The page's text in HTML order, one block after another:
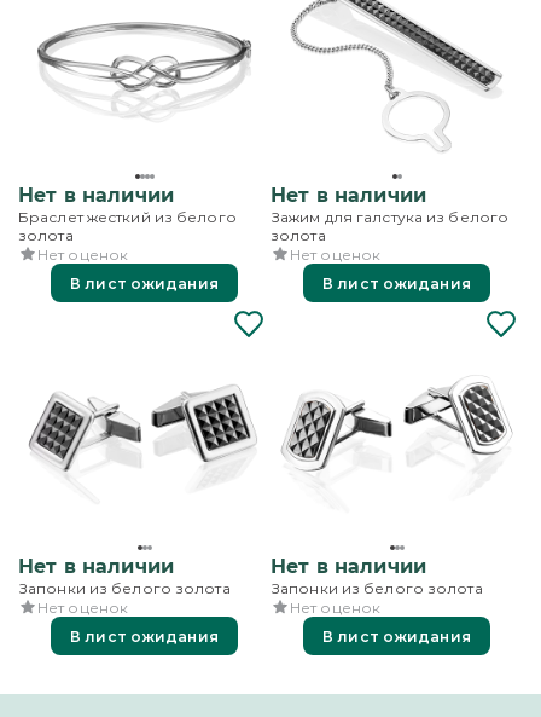
Нет в наличии
Браслет жесткий из белого
золота
Нет оценок
В лист ожидания
Нет в наличии
Зажим для галстука из белого
золота
Нет оценок
В лист ожидания
Нет в наличии
Запонки из белого золота
Нет оценок
В лист ожидания
Нет в наличии
Запонки из белого золота
Нет оценок
В лист ожидания